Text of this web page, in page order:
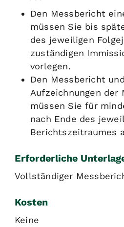
Den Messbericht
müssen Sie bis
des jeweiligen
zuständigen
vorlegen.
Den Messbericht
Aufzeichnungen der
müssen Sie für
nach Ende des
Berichtszeitraumes
Erforderliche
Vollständiger
Kosten
Keine